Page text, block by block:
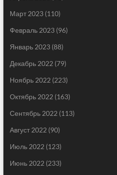
Март 2023(110)
Февраль 2023(96)
Январь 2023(88)
Декабрь 2022 (79)
Ноябрь 2022 (223)
Октябрь 2022 (163)
Сентябрь 2022 (113)
Август 2022 (90)
Июль 2022 (123)
Июнь 2022 (233)